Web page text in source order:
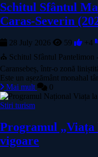
Schitul Sfântul
Caras-Severin
28 July 2026 59
+4
⛪ Schitul Sfântul
Caransebeș, într‑o zonă
Este un așezământ monahal
Mai mult
0
Stiri turism
Programul
vigoare